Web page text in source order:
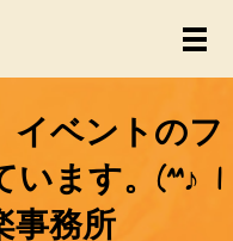
ベントのフ
ます。(^^♪ |
事務所